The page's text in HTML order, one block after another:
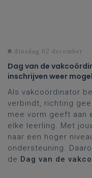
dinsdag 02 december
Dag van de
inschrijven weer
Als vakcoördinator
verbindt, richting
mee vorm geeft aan
elke leerling. Met
naar een hoger
ondersteuning.
de Dag van de